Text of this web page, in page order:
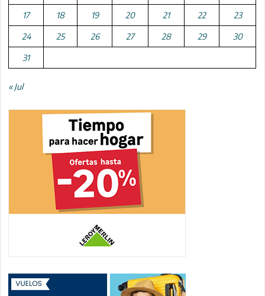
17 18 19 20 21 22 23
24 25 26 27 28 29 30
31
« Jul